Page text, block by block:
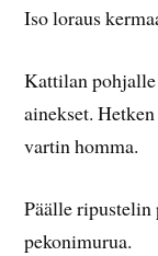
Iso loraus
Kattilan
ainekset.
vartin homma.
Päälle ripustelin
pekonimurua.